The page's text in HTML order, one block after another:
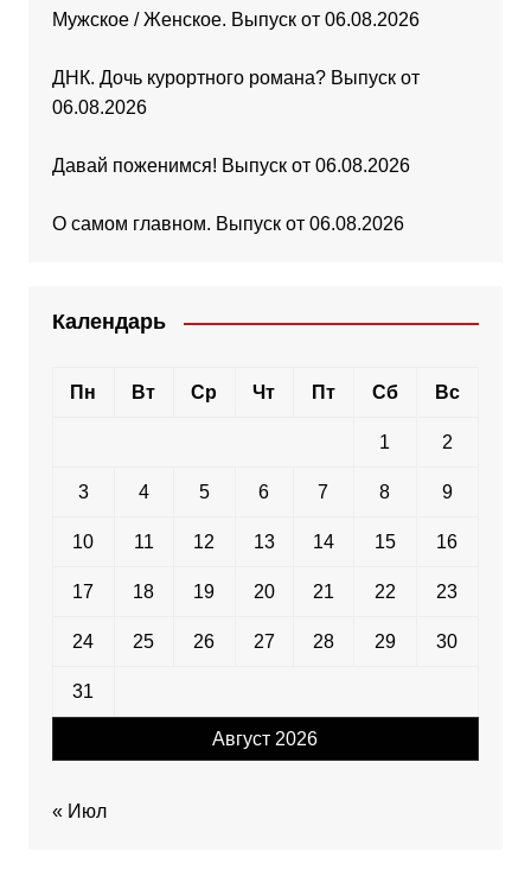
Мужское / Женское. Выпуск от 06.08.2026
ДНК. Дочь курортного романа? Выпуск от
06.08.2026
Давай поженимся! Выпуск от 06.08.2026
О самом главном. Выпуск от 06.08.2026
Календарь
Август 2026
Пн Вт Ср Чт Пт Сб Вс
1 2
3 4 5 6 7 8 9
10 11 12 13 14 15 16
17 18 19 20 21 22 23
24 25 26 27 28 29 30
31
« Июл